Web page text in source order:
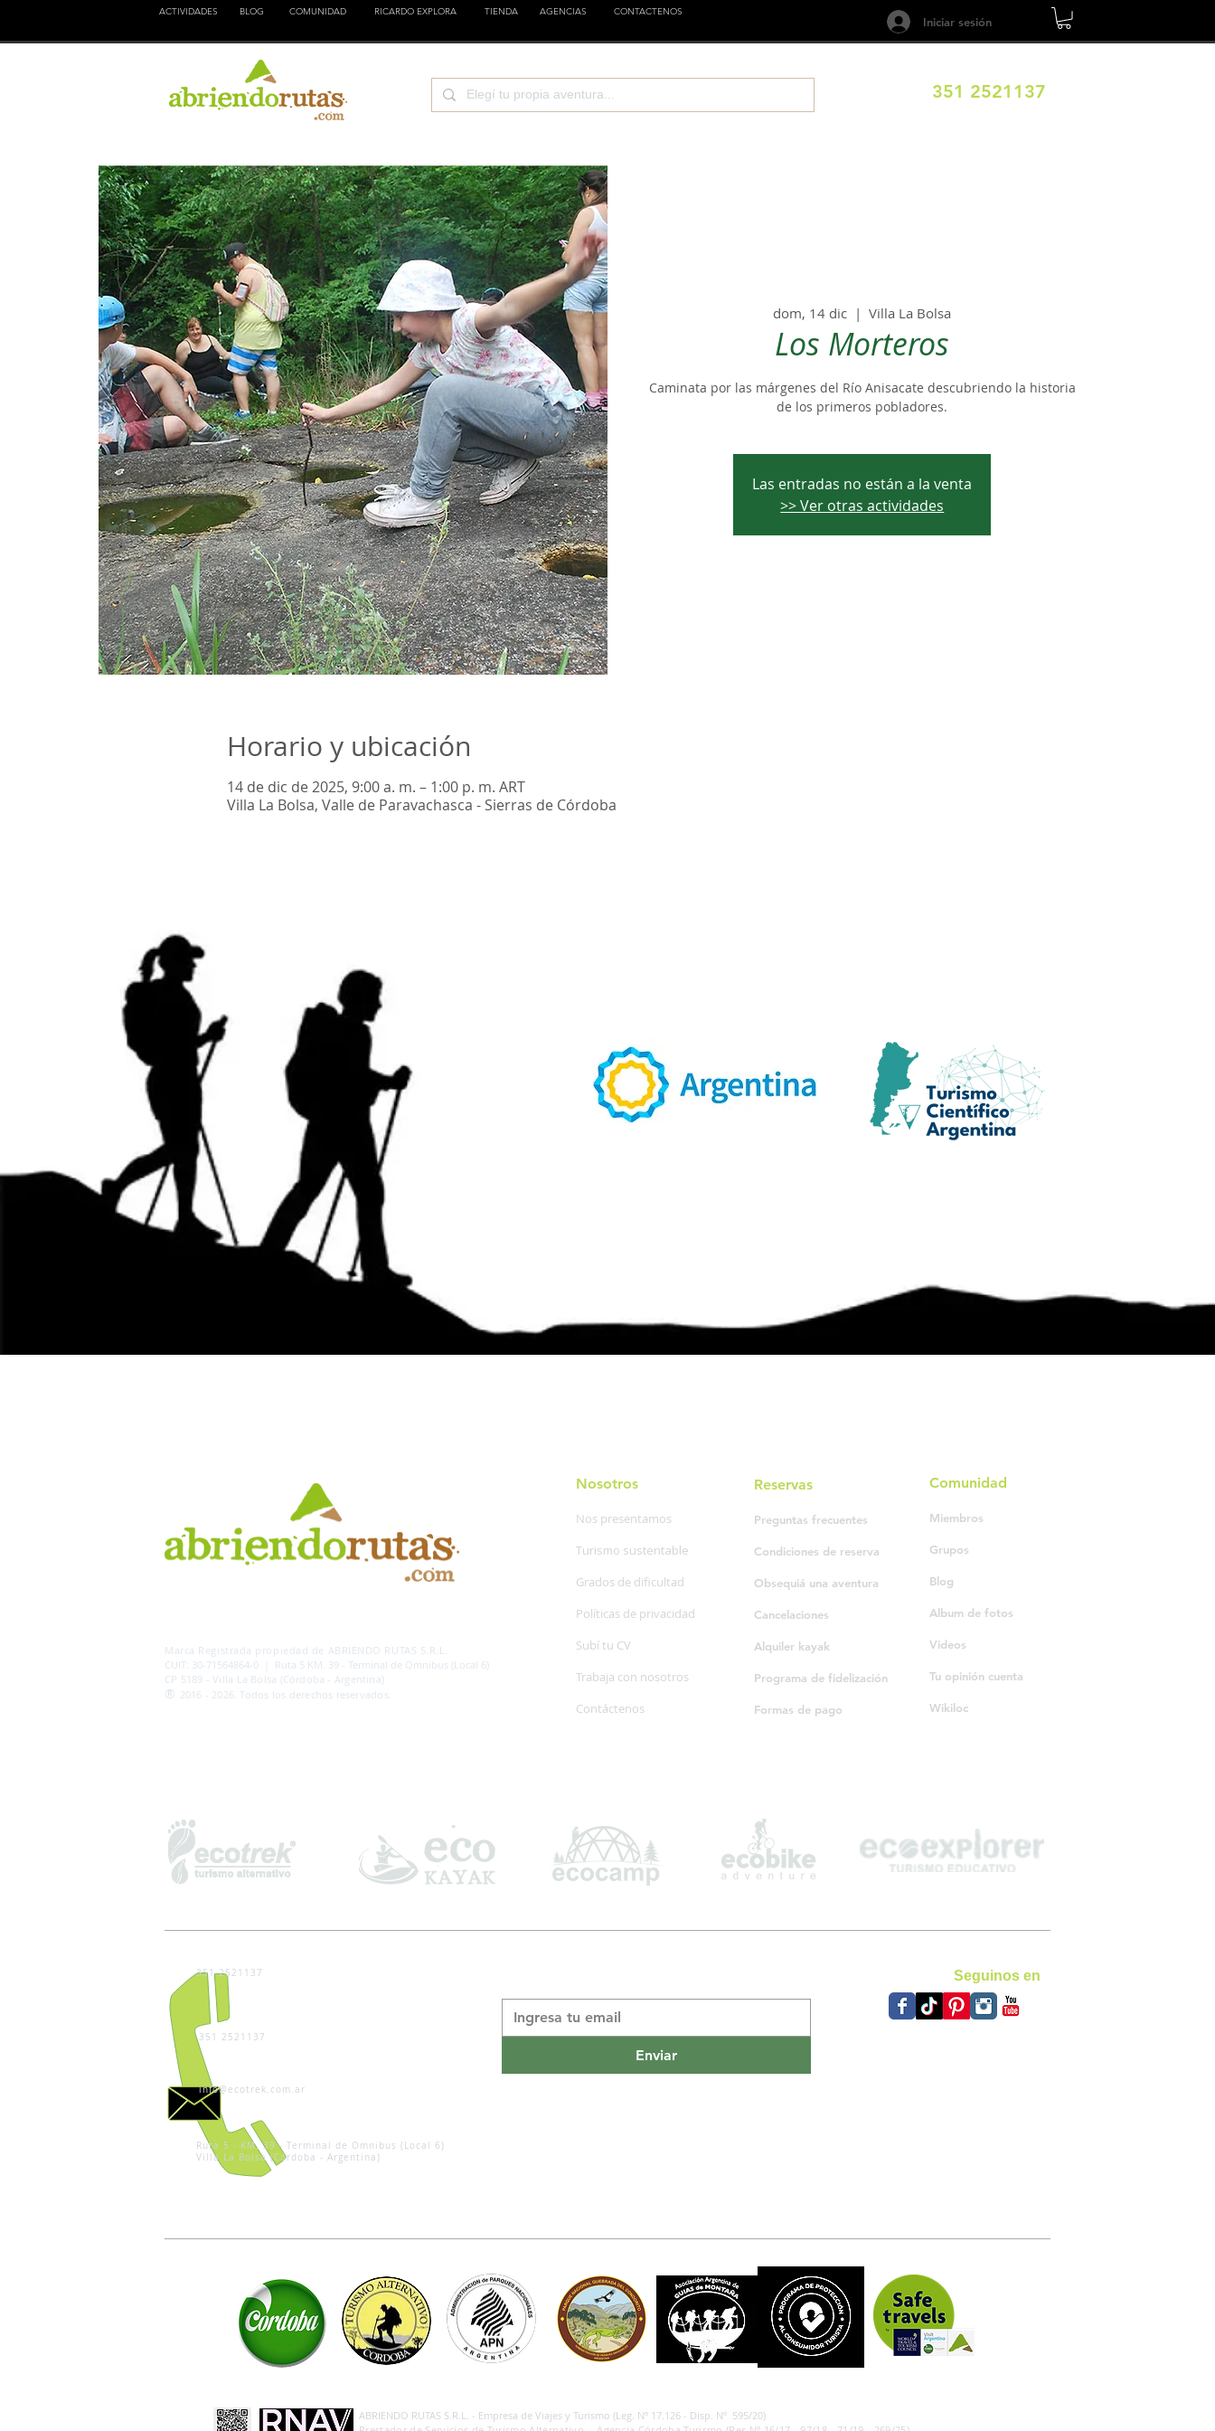
ACTIVIDADES BLOG COMUNIDAD RICARDO EXPLORA TIENDA AGENCIAS CONTACTENOS
Iniciar sesión
351 2521137
dom, 14 dic
  |
Villa La Bolsa
Los Morteros
Caminata por las márgenes del Río Anisacate descubriendo la historia
de los primeros pobladores.
Las entradas no están a la venta
>> Ver otras actividades
Horario y ubicación
14 de dic de 2025, 9:00 a. m. – 1:00 p. m. ART
Villa La Bolsa, Valle de Paravachasca - Sierras de Córdoba
Marca Registrada propiedad de ABRIENDO RUTAS S.R.L.
CUIT: 30-71564864-0 | Ruta 5 KM. 39 - Terminal de Omnibus (Local 6)
CP 5189 - Villa La Bolsa (Córdoba - Argentina)
® 2016 - 2026. Todos los derechos reservados.
Nosotros
Nos presentamos
Turismo sustentable
Grados de dificultad
Políticas de privacidad
Subí tu CV
Trabaja con nosotros
Contáctenos
Reservas
Preguntas frecuentes
Condiciones de reserva
Obsequiá una aventura
Cancelaciones
Alquiler kayak
Programa de fidelización
Formas de pago
Comunidad
Miembros
Grupos
Blog
Album de fotos
Videos
Tu opinión cuenta
Wikiloc
Seguinos en
351 2521137
351 2521137
info@ecotrek.com.ar
Ruta 5 - KM. 39 - Terminal de Omnibus (Local 6)
Villa La Bolsa (Córdoba - Argentina)
Enviar
ABRIENDO RUTAS S.R.L. - Empresa de Viajes y Turismo (Leg. Nº 17.126 - Disp. Nº 595/20)